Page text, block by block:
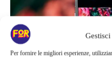
Gestisci
Per fornire le migliori esperienze,